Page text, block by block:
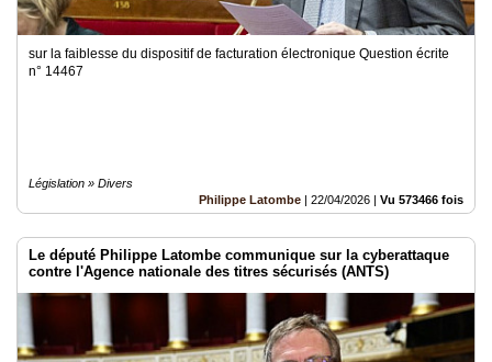
sur la faiblesse du dispositif de facturation électronique Question écrite
n° 14467
Législation » Divers
Philippe Latombe | 22/04/2026 | Vu 573466 fois
Le député Philippe Latombe communique sur la cyberattaque
contre l'Agence nationale des titres sécurisés (ANTS)